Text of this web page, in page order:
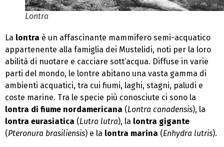
Lontra
La lontra è un affascinante mammifero semi-acquatico
appartenente alla famiglia dei Mustelidi, noti per la loro
abilità di nuotare e cacciare sott’acqua. Diffuse in varie
parti del mondo, le lontre abitano una vasta gamma di
ambienti acquatici, tra cui fiumi, laghi, stagni, paludi e
coste marine. Tra le specie più conosciute ci sono la
lontra di fiume nordamericana (Lontra canadensis), la
lontra eurasiatica (Lutra lutra), la lontra gigante
(Pteronura brasiliensis) e la lontra marina (Enhydra lutris).